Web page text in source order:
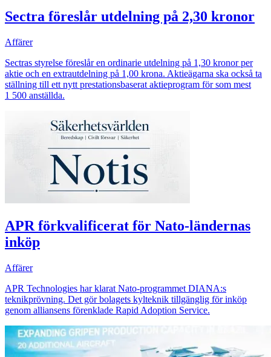
Sectra föreslår utdelning på 2,30 kronor
Affärer
Sectras styrelse föreslår en ordinarie utdelning på 1,30 kronor per
aktie och en extrautdelning på 1,00 krona. Aktieägarna ska också ta
ställning till ett nytt prestationsbaserat aktieprogram för som mest
1 500 anställda.
APR förkvalificerat för Nato-ländernas
inköp
Affärer
APR Technologies har klarat Nato-programmet DIANA:s
teknikprövning. Det gör bolagets kylteknik tillgänglig för inköp
genom alliansens förenklade Rapid Adoption Service.